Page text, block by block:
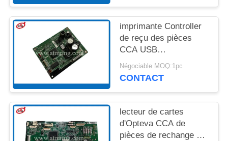
POLITIQUE
DE
CONFIDENTIALITÉ
49249428000A
imprimante Controller
de reçu des pièces
CCA USB
d'atmosphère de
39015104000B Diebold
Négociable MOQ:1pc
CONTACT
lecteur de cartes
d'Opteva CCA de
pièces de rechange de